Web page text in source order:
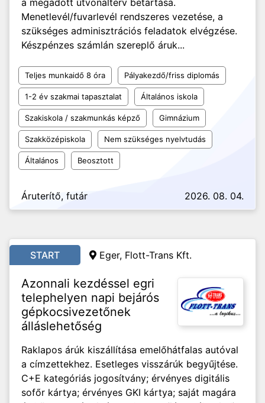
a megadott útvonalterv betartása.
Menetlevél/fuvarlevél rendszeres vezetése, a
szükséges adminisztrációs feladatok elvégzése.
Készpénzes számlán szereplő áruk...
Teljes munkaidő 8 óra Pályakezdő/friss diplomás
1-2 év szakmai tapasztalat Általános iskola
Szakiskola / szakmunkás képző Gimnázium
Szakközépiskola Nem szükséges nyelvtudás
Általános Beosztott
Áruterítő, futár 2026. 08. 04.
START Eger, Flott-Trans Kft.
Azonnali kezdéssel egri
telephelyen napi bejárós
gépkocsivezetőnek
álláslehetőség
Raklapos árúk kiszállítása emelőhátfalas autóval
a címzettekhez. Esetleges visszárúk begyűjtése.
C+E kategóriás jogosítvány; érvényes digitális
sofőr kártya; érvényes GKI kártya; saját magára